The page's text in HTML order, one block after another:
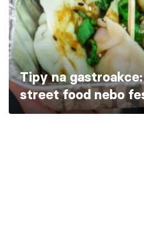
Škola vaření
Recepty z TV
Speciál: Cuketa
Těhotnej kuchař
Tipy na
street food nebo